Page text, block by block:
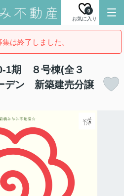
お気に入り
0
は終了しました。
1期 ８号棟(全３
デン 新築建売分譲